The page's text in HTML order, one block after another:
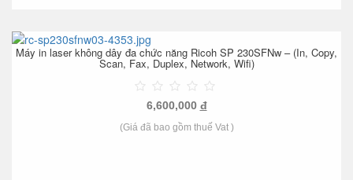
Máy in laser không dây đa chức năng Ricoh SP 230SFNw – (In, Copy,
Scan, Fax, Duplex, Network, Wifi)
6,600,000 đ
(Giá đã bao gồm thuế Vat )